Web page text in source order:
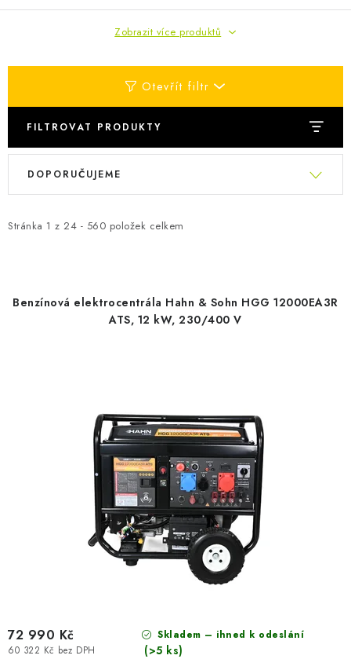
Zobrazit více produktů
Otevřít filtr
FILTROVAT PRODUKTY
V
i
r
Stránka 1 z 24 - 560 položek celkem
Ř
e
p
DOPORUČUJEME
Benzínová elektrocentrála Hahn & Sohn HGG 12000EA3R
ATS, 12 kW, 230/400 V
Skladem – ihned k odeslání
(>5 ks)
60 322 Kč bez DPH
72 990 Kč